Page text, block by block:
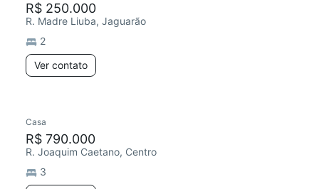
R$ 250.000
R. Madre Liuba, Jaguarão
2
Ver contato
Casa
R$ 790.000
R. Joaquim Caetano, Centro
3